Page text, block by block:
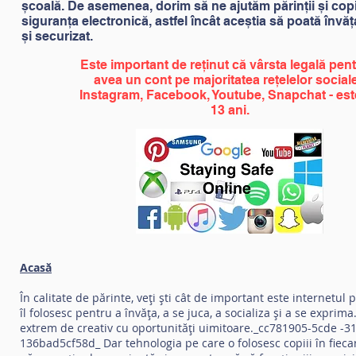
școală. De asemenea, dorim să ne ajutăm părinții și
siguranța electronică, astfel încât aceștia să poată
și securizat.
Este important de reținut că vârsta legală
avea un cont pe majoritatea rețelelor
Instagram, Facebook, Youtube, Snapchat -
13 ani.
Acasă
În calitate de părinte, veți ști cât de important este internetul
îl folosesc pentru a învăța, a se juca, a socializa și a se
extrem de creativ cu oportunități uimitoare._cc781905-5cde -
136bad5cf58d_ Dar tehnologia pe care o folosesc copiii în